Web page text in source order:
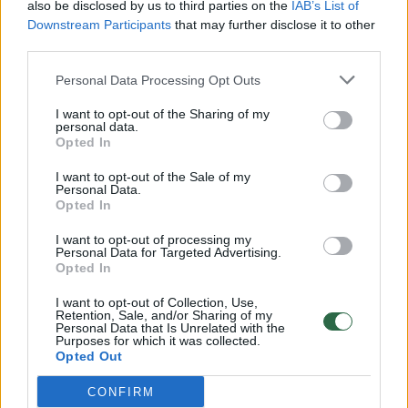
also be disclosed by us to third parties on the IAB’s List of
Downstream Participants that may further disclose it to other
Personal Data Processing Opt Outs
I want to opt-out of the Sharing of my
personal data.
Opted In
I want to opt-out of the Sale of my
Personal Data.
Opted In
I want to opt-out of processing my
Personal Data for Targeted Advertising.
Opted In
I want to opt-out of Collection, Use,
Retention, Sale, and/or Sharing of my
Personal Data that Is Unrelated with the
Purposes for which it was collected.
Opted Out
CONFIRM
Žinios | Lietuvos diena
Savaitės vidurys nusimato karštas: temperatūra kils iki
Žinios | Orai
00:00:59
Nufilmavo, kaip patvino Vilniaus Vakarinis aplinkkelis:
vaizdas pribloškia
Žinios | Lietuvos diena
Avarija Vilniuje: į stotelę įsirėžęs automobilis sužalojo
dvi moteris
Žinios | Lietuvos diena